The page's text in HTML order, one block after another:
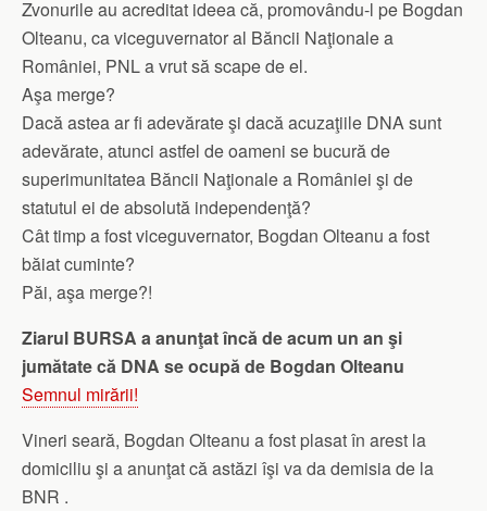
Zvonurile au acreditat ideea că, promovându-l pe Bogdan
Olteanu, ca viceguvernator al Băncii Naţionale a
României, PNL a vrut să scape de el.
Aşa merge?
Dacă astea ar fi adevărate şi dacă acuzaţiile DNA sunt
adevărate, atunci astfel de oameni se bucură de
superimunitatea Băncii Naţionale a României şi de
statutul ei de absolută independenţă?
Cât timp a fost viceguvernator, Bogdan Olteanu a fost
băiat cuminte?
Păi, aşa merge?!
Ziarul BURSA a anunţat încă de acum un an şi
jumătate că DNA se ocupă de Bogdan Olteanu
Semnul mirării!
Vineri seară, Bogdan Olteanu a fost plasat în arest la
domiciliu şi a anunţat că astăzi îşi va da demisia de la
BNR .